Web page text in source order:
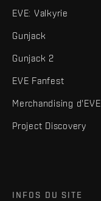
EVE: Valkyrie
Gunjack
Gunjack 2
EVE Fanfest
Merchandising d'EVE
Project Discovery
INFOS DU SITE